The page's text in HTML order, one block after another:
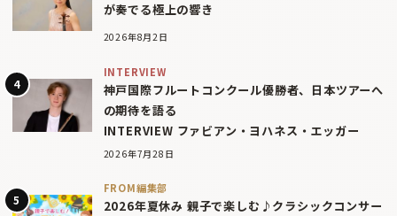
が奏でる極上の響き
2026年8月2日
INTERVIEW
神戸国際フルートコンクール優勝者、日本ツアーへ
の期待を語る
INTERVIEW ファビアン・ヨハネス・エッガー
2026年7月28日
FROM編集部
2026年夏休み 親子で楽しむ♪クラシックコンサー